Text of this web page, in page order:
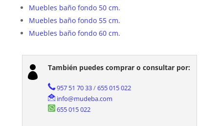
Muebles baño fondo 50 cm.
Muebles baño fondo 55 cm.
Muebles baño fondo 60 cm.
 También puedes comprar o consultar por:
957 51 70 33/655 015 022
info@mudeba.com
655 015 022